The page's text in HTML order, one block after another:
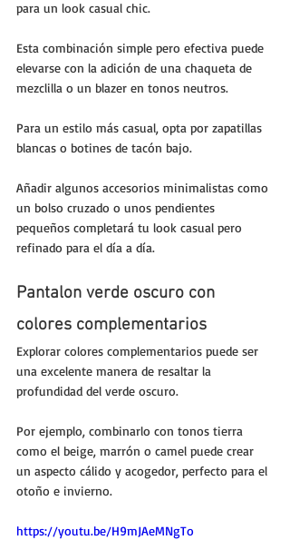
para un look casual chic.
Esta combinación simple pero efectiva puede
elevarse con la adición de una chaqueta de
mezclilla o un blazer en tonos neutros.
Para un estilo más casual, opta por zapatillas
blancas o botines de tacón bajo.
Añadir algunos accesorios minimalistas como
un bolso cruzado o unos pendientes
pequeños completará tu look casual pero
refinado para el día a día.
Pantalon verde oscuro con
colores complementarios
Explorar colores complementarios puede ser
una excelente manera de resaltar la
profundidad del verde oscuro.
Por ejemplo, combinarlo con tonos tierra
como el beige, marrón o camel puede crear
un aspecto cálido y acogedor, perfecto para el
otoño e invierno.
https://youtu.be/H9mJAeMNgTo